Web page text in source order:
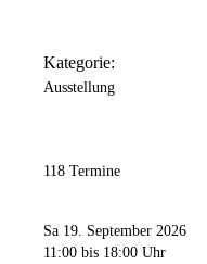
Kategorie:
Ausstellung
118 Termine
Sa 19. September 2026
11:00 bis 18:00 Uhr